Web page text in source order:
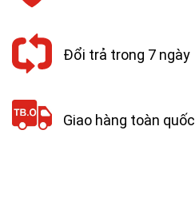
Đổi trả trong 7 ngày
Giao hàng toàn quốc